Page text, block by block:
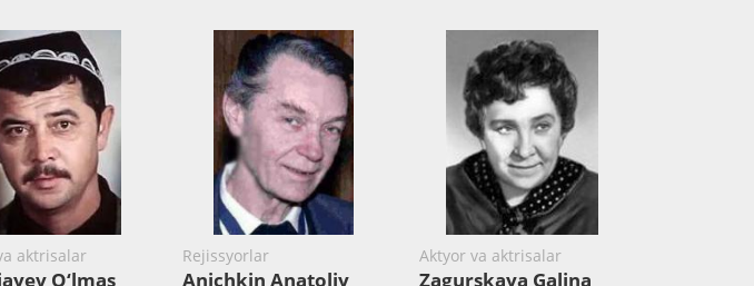
aktrisalar
O‘lmas
Rejissyorlar
Anichkin Anatoliy
Aktyor va aktrisalar
Zagurskaya Galina